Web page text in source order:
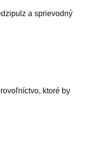
a sprievodný
ktoré by